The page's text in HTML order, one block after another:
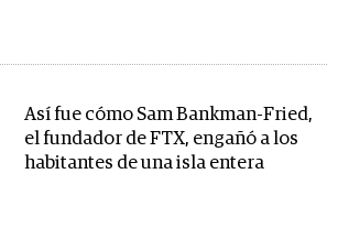
Así fue cómo Sam Bankman-Fried,
el fundador de FTX, engañó a los
habitantes de una isla entera